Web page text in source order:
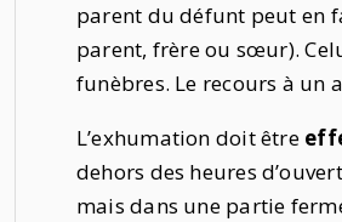
parent du défunt peut en
parent, frère ou sœur).
funèbres. Le recours à un
L’exhumation doit être
dehors des heures
mais dans une partie